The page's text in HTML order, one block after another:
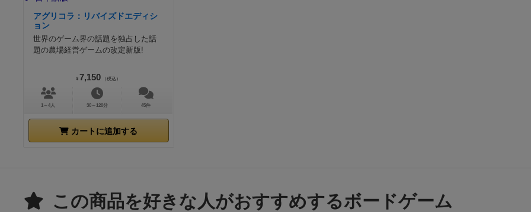
アグリコラ：リバイズドエディシ
ョン
世界のゲーム界の話題を独占した話
題の農場経営ゲームの改定新版!
¥ 7,150 （税込）
1～4人 30～120分 45件
カートに追加する
この商品を好きな人がおすすめするボードゲーム